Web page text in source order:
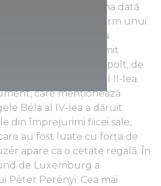
fi întâlnit pentru prima dată
din 1264, și, conform unui
ei, în prima
XIII-lea, era un anumit
din neamul Kompolt, de
de regele Andrei al II-lea.
care menționează
Béla al IV-lea a dăruit
din împrejurimi fiicei sale,
au fost luate cu forța de
apare ca o cetate regală. În
de Luxemburg a
Péter Perényi. Cea mai